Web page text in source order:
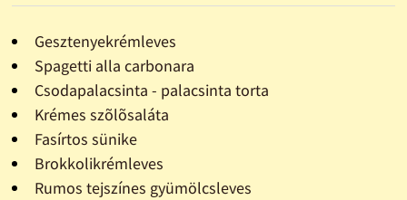
Gesztenyekrémleves
Spagetti alla carbonara
Csodapalacsinta - palacsinta torta
Krémes szõlõsaláta
Fasírtos sünike
Brokkolikrémleves
Rumos tejszínes gyümölcsleves